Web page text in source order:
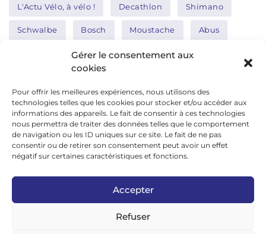
Gérer le consentement aux
cookies
Pour offrir les meilleures expériences, nous utilisons des
technologies telles que les cookies pour stocker et/ou accéder aux
informations des appareils. Le fait de consentir à ces technologies
nous permettra de traiter des données telles que le comportement
de navigation ou les ID uniques sur ce site. Le fait de ne pas
consentir ou de retirer son consentement peut avoir un effet
négatif sur certaines caractéristiques et fonctions.
Accepter
Refuser
L'Actu Vélo, à vélo ! Decathlon Shimano
Schwalbe Bosch Moustache Abus
Thule Nakamura
Réseaux sociaux
google news
facebook
twitter